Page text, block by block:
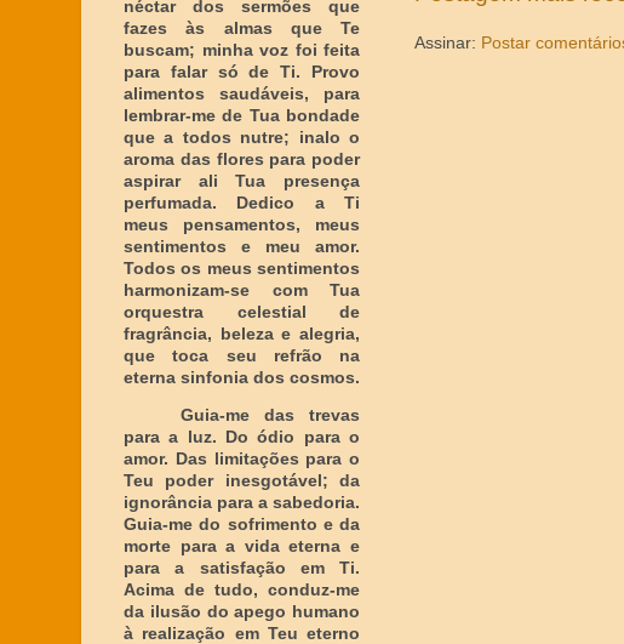
Assinar: Postar
néctar dos sermões que
fazes às almas que Te
buscam; minha voz foi feita
para falar só de Ti. Provo
alimentos saudáveis, para
lembrar-me de Tua bondade
que a todos nutre; inalo o
aroma das flores para poder
aspirar ali Tua presença
perfumada. Dedico a Ti
meus pensamentos, meus
sentimentos e meu amor.
Todos os meus sentimentos
harmonizam-se com Tua
orquestra celestial de
fragrância, beleza e alegria,
que toca seu refrão na
eterna sinfonia dos cosmos.
Guia-me das trevas
para a luz. Do ódio para o
amor. Das limitações para o
Teu poder inesgotável; da
ignorância para a sabedoria.
Guia-me do sofrimento e da
morte para a vida eterna e
para a satisfação em Ti.
Acima de tudo, conduz-me
da ilusão do apego humano
à realização em Teu eterno